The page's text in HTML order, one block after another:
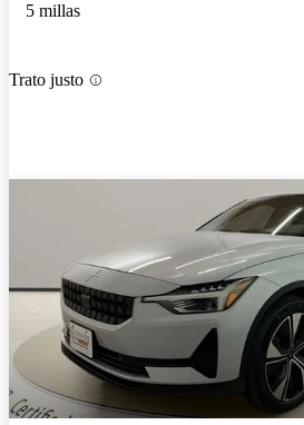
5 millas
Trato justo